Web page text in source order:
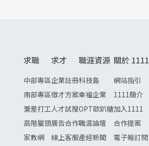
求職
中部專區
南部專區
兼差打工
高階獵頭
家教網
求才
企業註冊
徵才方案
人才試搜
廣告合作
線上客服
職涯資源
科技島
幸福企業
OPT歐趴糖
職涯論壇
產經新聞
關於 1111
網站指引
1111簡介
加入1111
合作提案
電子報訂閱